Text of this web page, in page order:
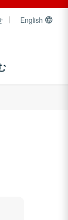
English